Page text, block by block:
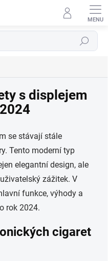
Hledat
s displejem
se stávají stále
Tento moderní typ
elegantní design, ale
zážitek. V
funkce, výhody a
rok 2024.
cigaret